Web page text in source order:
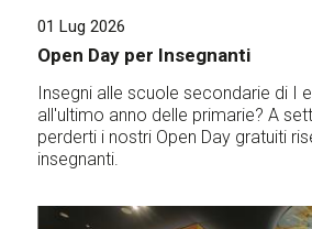
01 Lug 2026
Open Day per Insegnanti
Insegni alle scuole secondarie di I
all'ultimo anno delle primarie? A
perderti i nostri Open Day gratuiti
insegnanti.